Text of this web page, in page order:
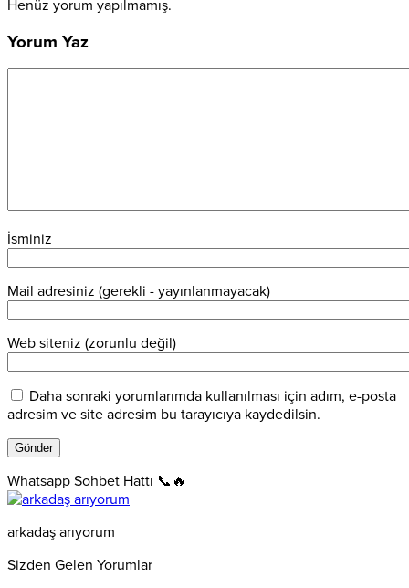
Henüz yorum yapılmamış.
Yorum Yaz
İsminiz
Mail adresiniz (gerekli - yayınlanmayacak)
Web siteniz (zorunlu değil)
Daha sonraki yorumlarımda kullanılması için adım, e-posta
adresim ve site adresim bu tarayıcıya kaydedilsin.
Whatsapp Sohbet Hattı 📞🔥
arkadaş arıyorum
Sizden Gelen Yorumlar